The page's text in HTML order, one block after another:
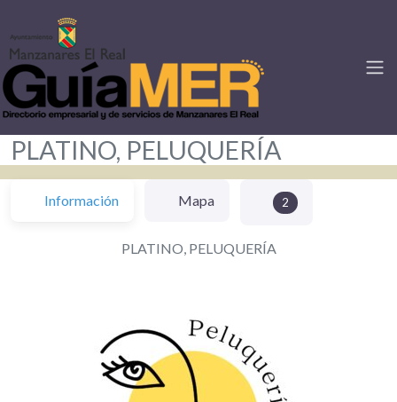
PLATINO, PELUQUERÍA
Información Mapa 2
PLATINO, PELUQUERÍA